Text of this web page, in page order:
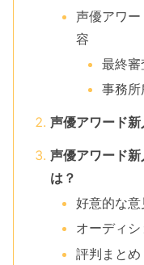
声優アワ
容
最終審
事務所
声優アワード
声優アワード
は？
好意的な意
オーディ
評判まとめ